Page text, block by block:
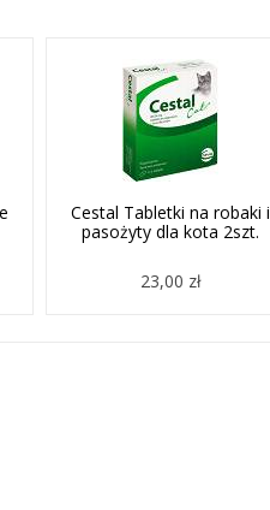
Cestal Tabletki na robaki i
pasożyty dla kota 2szt.
23,00 zł